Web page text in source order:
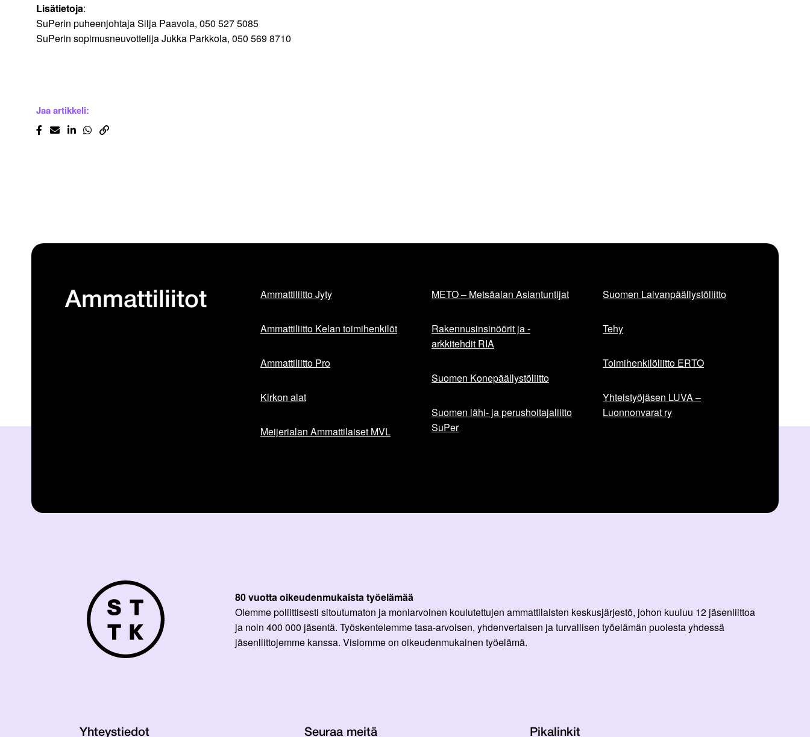
Lisätietoja:
SuPerin puheenjohtaja Silja Paavola, 050 527 5085
SuPerin sopimusneuvottelija Jukka Parkkola, 050 569 8710
Jaa artikkeli:
Ammattiliitot Ammattiliitto Jyty
Ammattiliitto Kelan toimihenkilöt
Ammattiliitto Pro
Kirkon alat
Meijerialan Ammattilaiset MVL
METO – Metsäalan Asiantuntijat
Rakennusinsinöörit ja -
arkkitehdit RIA
Suomen Konepäällystöliitto
Suomen lähi- ja perushoitajaliitto
SuPer
Suomen Laivanpäällystöliitto
Tehy
Toimihenkilöliitto ERTO
Yhteistyöjäsen LUVA –
Luonnonvarat ry
80 vuotta oikeudenmukaista työelämää
Olemme poliittisesti sitoutumaton ja moniarvoinen koulutettujen ammattilaisten keskusjärjestö, johon kuuluu 12 jäsenliittoa
ja noin 400 000 jäsentä. Työskentelemme tasa-arvoisen, yhdenvertaisen ja turvallisen työelämän puolesta yhdessä
jäsenliittojemme kanssa. Visiomme on oikeudenmukainen työelämä.
Yhteystiedot Seuraa meitä Pikalinkit